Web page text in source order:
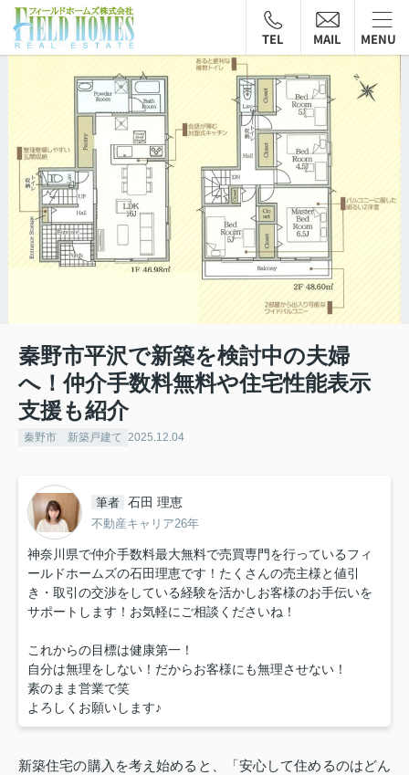
TEL MAIL MENU
秦野市平沢で新築を検討中の夫婦
へ！仲介手数料無料や住宅性能表示
支援も紹介
秦野市 新築戸建て 2025.12.04
筆者 石田 理恵
不動産キャリア26年
神奈川県で仲介手数料最大無料で売買専門を行っているフィ
ールドホームズの石田理恵です！たくさんの売主様と値引
き・取引の交渉をしている経験を活かしお客様のお手伝いを
サポートします！お気軽にご相談くださいね！
これからの目標は健康第一！
自分は無理をしない！だからお客様にも無理させない！
素のまま営業で笑
よろしくお願いします♪
新築住宅の購入を考え始めると、「安心して住めるのはどん